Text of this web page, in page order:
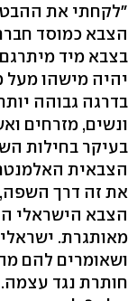
"לקחתי את ההבט
הצבא כמוסד
בצבא מיד מיתרגם
יהיה מישהו מעל
בדרגה גבוהה
ונשים, מזרחים
בעיקר בחילות
הצבאית
את זה דרך
הצבא הישראלי
מאותגרת.
ושאומרים להם
חותרת נגד